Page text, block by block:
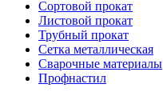
Сортовой прокат
Листовой прокат
Трубный прокат
Сетка металлическая
Сварочные материалы
Профнастил